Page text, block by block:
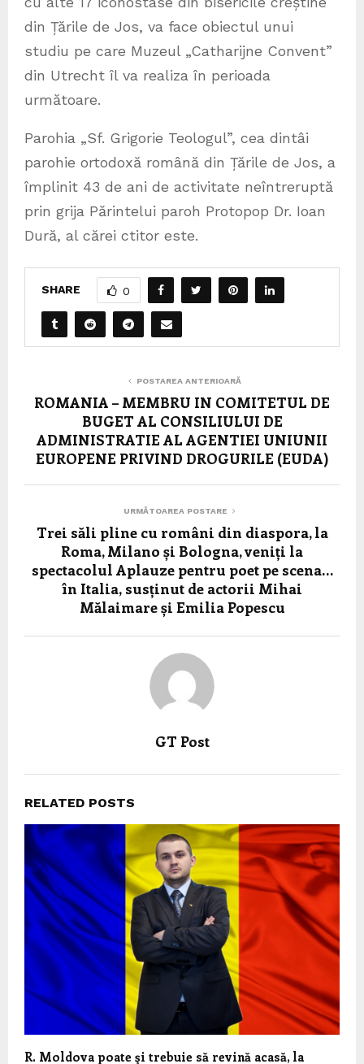
din Țările de Jos, va face obiectul unui
studiu pe care Muzeul „Catharijne Convent”
din Utrecht îl va realiza în perioada
următoare.
Parohia „Sf. Grigorie Teologul”, cea dintâi
parohie ortodoxă română din Țările de Jos, a
împlinit 43 de ani de activitate neîntreruptă
prin grija Părintelui paroh Protopop Dr. Ioan
Dură, al cărei ctitor este.
SHARE 0
POSTAREA ANTERIOARĂ
ROMANIA – MEMBRU IN COMITETUL DE
BUGET AL CONSILIULUI DE
ADMINISTRATIE AL AGENTIEI UNIUNII
EUROPENE PRIVIND DROGURILE (EUDA)
URMĂTOAREA POSTARE
Trei săli pline cu români din diaspora, la
Roma, Milano și Bologna, veniți la
spectacolul Aplauze pentru poet pe scena…
în Italia, susținut de actorii Mihai
Mălaimare și Emilia Popescu
GT Post
RELATED POSTS
R. Moldova poate şi trebuie să revină acasă, la